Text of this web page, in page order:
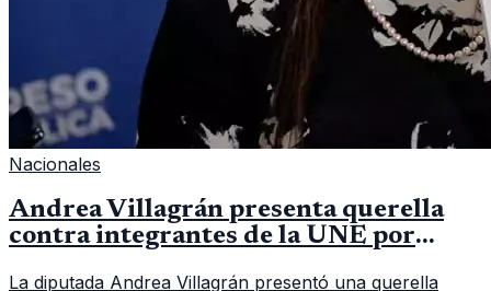
Nacionales
Andrea Villagrán presenta querella
contra integrantes de la UNE por
La diputada Andrea Villagrán presentó una querella